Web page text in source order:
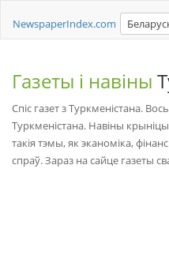
NewspaperIndex.com
Газеты і навіны
Спіс газет з Туркменістана.
Туркменістана. Навіны
такія тэмы, як эканоміка,
спраў. Зараз на сайце газеты